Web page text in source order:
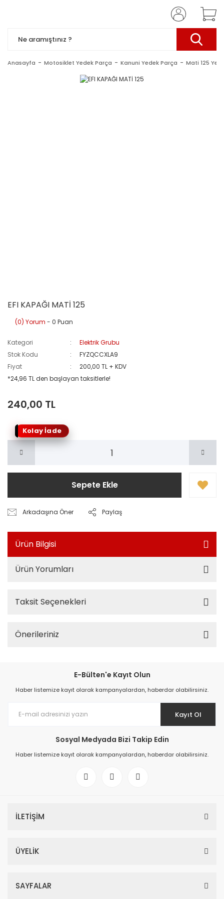
Anasayfa Motosiklet Yedek Parça Kanuni Yedek Parça Mati 125
EFI KAPAĞI MATİ 125
(0) Yorum - 0 Puan
Kategori
Elektrik Grubu
Stok Kodu
FYZQCCXLA9
Fiyat
200,00 TL + KDV
*24,96 TL den başlayan taksitlerle!
240,00 TL
Kolay İade
Sepete Ekle
Arkadaşına Öner Paylaş
Ürün Bilgisi
Ürün Yorumları
Taksit Seçenekleri
Önerileriniz
E-Bülten'e Kayıt Olun
Haber listemize kayıt olarak kampanyalardan, haberdar olabilirsiniz.
Kayıt Ol
Sosyal Medyada Bizi Takip Edin
Haber listemize kayıt olarak kampanyalardan, haberdar olabilirsiniz.
İLETİŞİM
ÜYELİK
SAYFALAR